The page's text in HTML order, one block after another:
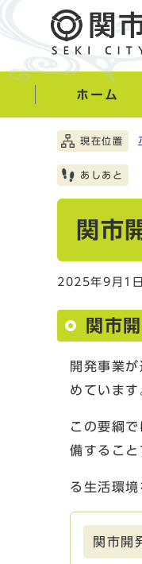
ホーム
現在位置
あしあと
関市
2025年9月1日
関市
開発事業
めています
この要綱
備するこ
る生活環
関市開